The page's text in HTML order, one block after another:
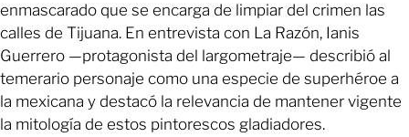
enmascarado que se encarga de limpiar del crimen las
calles de Tijuana. En entrevista con La Razón, Ianis
Guerrero —protagonista del largometraje— describió al
temerario personaje como una especie de superhéroe a
la mexicana y destacó la relevancia de mantener vigente
la mitología de estos pintorescos gladiadores.